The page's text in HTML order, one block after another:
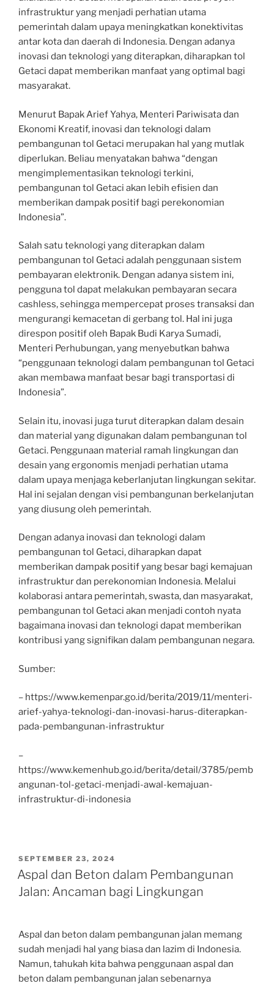
infrastruktur yang menjadi perhatian utama
pemerintah dalam upaya meningkatkan konektivitas
antar kota dan daerah di Indonesia. Dengan adanya
inovasi dan teknologi yang diterapkan, diharapkan tol
Getaci dapat memberikan manfaat yang optimal bagi
masyarakat.
Menurut Bapak Arief Yahya, Menteri Pariwisata dan
Ekonomi Kreatif, inovasi dan teknologi dalam
pembangunan tol Getaci merupakan hal yang mutlak
diperlukan. Beliau menyatakan bahwa “dengan
mengimplementasikan teknologi terkini,
pembangunan tol Getaci akan lebih efisien dan
memberikan dampak positif bagi perekonomian
Indonesia”.
Salah satu teknologi yang diterapkan dalam
pembangunan tol Getaci adalah penggunaan sistem
pembayaran elektronik. Dengan adanya sistem ini,
pengguna tol dapat melakukan pembayaran secara
cashless, sehingga mempercepat proses transaksi dan
mengurangi kemacetan di gerbang tol. Hal ini juga
direspon positif oleh Bapak Budi Karya Sumadi,
Menteri Perhubungan, yang menyebutkan bahwa
“penggunaan teknologi dalam pembangunan tol Getaci
akan membawa manfaat besar bagi transportasi di
Indonesia”.
Selain itu, inovasi juga turut diterapkan dalam desain
dan material yang digunakan dalam pembangunan tol
Getaci. Penggunaan material ramah lingkungan dan
desain yang ergonomis menjadi perhatian utama
dalam upaya menjaga keberlanjutan lingkungan sekitar.
Hal ini sejalan dengan visi pembangunan berkelanjutan
yang diusung oleh pemerintah.
Dengan adanya inovasi dan teknologi dalam
pembangunan tol Getaci, diharapkan dapat
memberikan dampak positif yang besar bagi kemajuan
infrastruktur dan perekonomian Indonesia. Melalui
kolaborasi antara pemerintah, swasta, dan masyarakat,
pembangunan tol Getaci akan menjadi contoh nyata
bagaimana inovasi dan teknologi dapat memberikan
kontribusi yang signifikan dalam pembangunan negara.
Sumber:
– https://www.kemenpar.go.id/berita/2019/11/menteri-
arief-yahya-teknologi-dan-inovasi-harus-diterapkan-
pada-pembangunan-infrastruktur
–
https://www.kemenhub.go.id/berita/detail/3785/pemb
angunan-tol-getaci-menjadi-awal-kemajuan-
infrastruktur-di-indonesia
POSTED
ON
SEPTEMBER 23, 2024
Aspal dan Beton dalam Pembangunan
Jalan: Ancaman bagi Lingkungan
Aspal dan beton dalam pembangunan jalan memang
sudah menjadi hal yang biasa dan lazim di Indonesia.
Namun, tahukah kita bahwa penggunaan aspal dan
beton dalam pembangunan jalan sebenarnya